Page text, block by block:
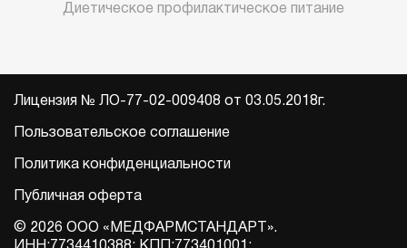
Диетическое профилактическое питание
Лицензия № ЛО-77-02-009408 от 03.05.2018г.
Пользовательское соглашение
Политика конфиденциальности
Публичная оферта
© 2026 ООО «МЕДФАРМСТАНДАРТ».